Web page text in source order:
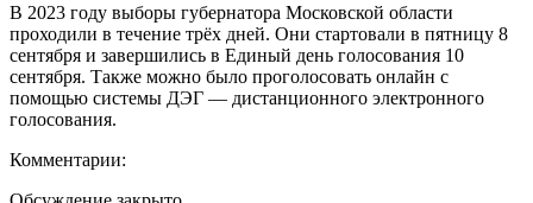
В 2023 году выборы губернатора Московской области
проходили в течение трёх дней. Они стартовали в пятницу 8
сентября и завершились в Единый день голосования 10
сентября. Также можно было проголосовать онлайн с
помощью системы ДЭГ — дистанционного электронного
голосования.
Комментарии: